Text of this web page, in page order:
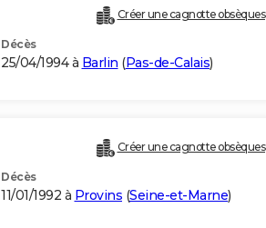
Créer une cagnotte obsèques
Décès
25/04/1994 à Barlin (Pas-de-Calais)
Créer une cagnotte obsèques
Décès
11/01/1992 à Provins (Seine-et-Marne)